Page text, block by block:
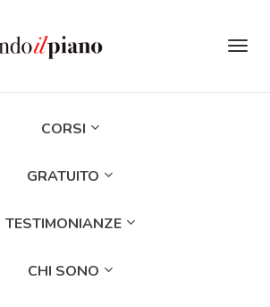
CORSI
GRATUITO
TESTIMONIANZE
CHI SONO